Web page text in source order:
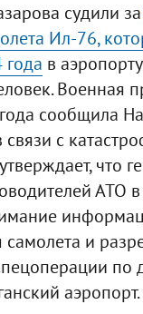
судили за
Ил-76,
в
Военная
сообщила
с
что
АТО
самолета и
по
аэропорт.